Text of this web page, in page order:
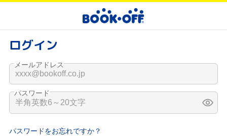
ログイン
メールアドレス
パスワード
パスワードをお忘れですか？